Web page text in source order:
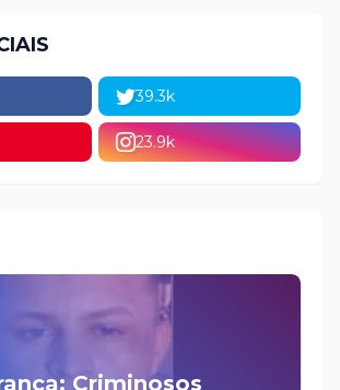
39.3k
23.9k
Criminosos